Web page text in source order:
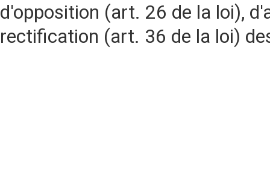
d'opposition (art. 26 de la loi),
rectification (art. 36 de la loi)